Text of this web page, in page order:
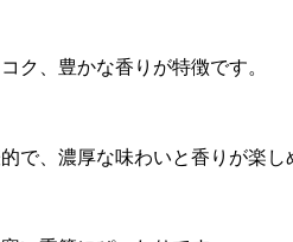
ク、豊かな香りが特徴です。
で、濃厚な味わいと香りが楽し